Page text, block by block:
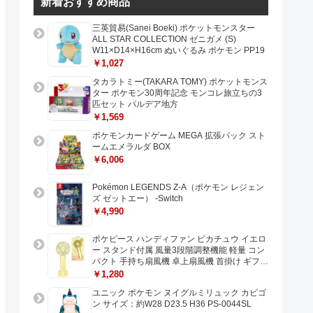
三英貿易(Sanei Boeki) ポケットモンスター
ALL STAR COLLECTION ゼニガメ (S)
W11×D14×H16cm ぬいぐるみ ポケモン PP19
￥1,027
タカラトミー(TAKARA TOMY) ポケットモンス
ター ポケモン30周年記念 モンコレ旅立ちの3
匹セット パルデア地方
￥1,569
ポケモンカードゲーム MEGA 拡張パック スト
ームエメラルダ BOX
￥6,006
Pokémon LEGENDS Z-A（ポケモン レジェン
ズ ゼットエー） -Switch
￥4,990
ポケピース ハンディファン ピカチュウ イエロ
ー スタンド付属 風量3段階調整機能 軽量 コン
パクト 手持ち扇風機 卓上扇風機 首掛け ギフト
プレゼントに最適 USB充電 Type-C対応
￥1,280
ユニック ポケモン ヌイグルミリュック カビゴ
ン サイズ：約W28 D23.5 H36 PS-0044SL